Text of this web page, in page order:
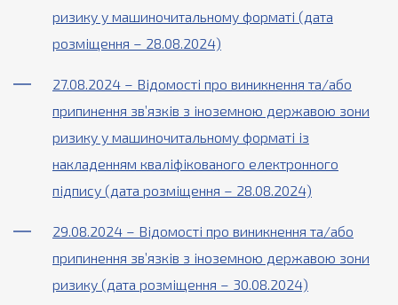
ризику у машиночитальному форматі (дата
розміщення – 28.08.2024)
27.08.2024 – Відомості про виникнення та/або
припинення зв’язків з іноземною державою зони
ризику у машиночитальному форматі із
накладенням кваліфікованого електронного
підпису (дата розміщення – 28.08.2024)
29.08.2024 – Відомості про виникнення та/або
припинення зв’язків з іноземною державою зони
ризику (дата розміщення – 30.08.2024)